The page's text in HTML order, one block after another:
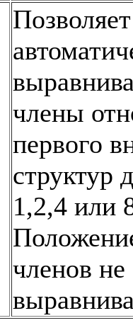
Позволяет
члены
первого
структур
1,2,4 или
членов не